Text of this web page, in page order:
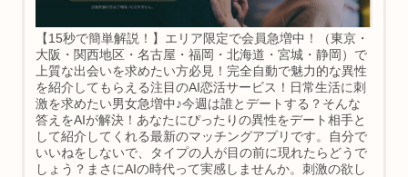
【15秒で簡単解説！】エリア限定で会員急増中！（東京・
大阪・関西地区・名古屋・福岡・北海道・宮城・静岡）で
上質な出会いを求めたい方必見！完全自動で魅力的な異性
を紹介してもらえる注目のAI恋活サービス！日常生活に刺
激を求めたい男女急増中♪今週は誰とデートする？そんな
答えをAIが解決！あなたにぴったりの異性をデート相手と
して紹介してくれる最新のマッチングアプリです。自分で
いいねをしないで、タイプの人が目の前に現れたらどうで
しょう？まさにAIの時代って実感しませんか。刺激の欲し